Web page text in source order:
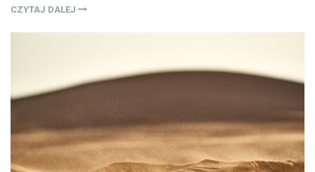
CZYTAJ DALEJ